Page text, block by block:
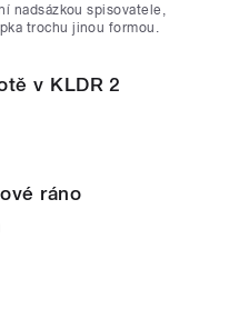
nadsázkou spisovatele,
trochu jinou formou.
v KLDR 2
ráno